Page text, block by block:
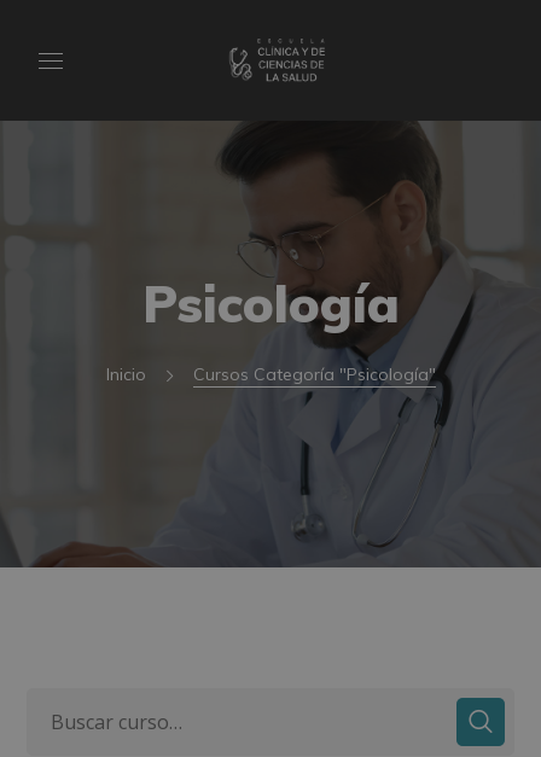
Psicología
Inicio Cursos Categoría "Psicología"